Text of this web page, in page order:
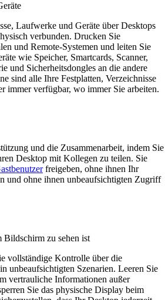
Laufwerke und Geräte über Desktops
verbunden. Drucken Sie
und Remote-Systemen und leiten Sie
wie Speicher, Smartcards, Scanner,
und Sicherheitsdongles an die andere
sind alle Ihre Festplatten, Verzeichnisse
immer verfügbar, wo immer Sie arbeiten.
und die Zusammenarbeit, indem Sie
Desktop mit Kollegen zu teilen. Sie
freigeben, ohne ihnen Ihr
und ohne ihnen unbeaufsichtigten Zugriff
Bildschirm zu sehen ist
vollständige Kontrolle über die
unbeaufsichtigten Szenarien. Leeren Sie
vertrauliche Informationen außer
Sie das physische Display beim